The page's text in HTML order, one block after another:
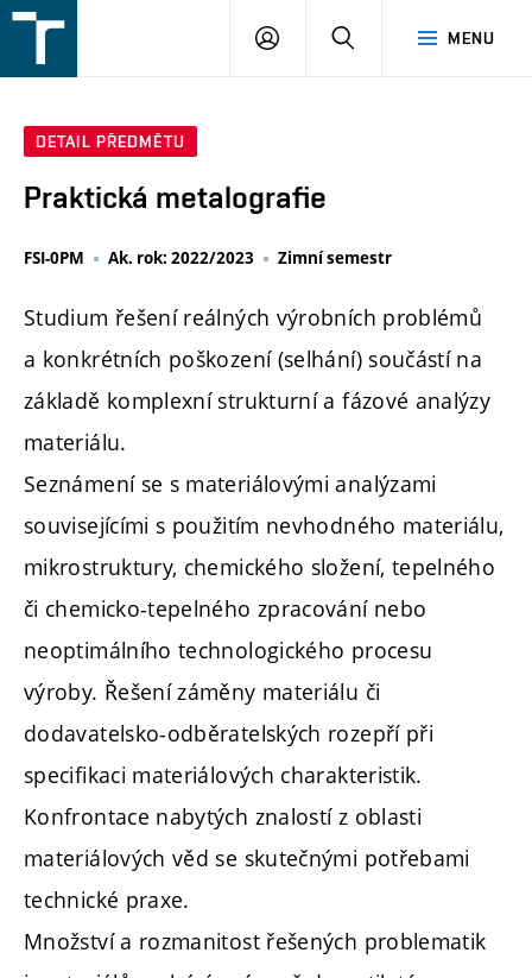
v
MENU
PŘIHLÁŠENÍ
DETAIL PŘEDMĚTU
Praktická metalografie
FSI-0PM Ak. rok: 2022/2023 Zimní semestr
Studium řešení reálných výrobních problémů
a konkrétních poškození (selhání) součástí na
základě komplexní strukturní a fázové analýzy
materiálu.
Seznámení se s materiálovými analýzami
souvisejícími s použitím nevhodného materiálu,
mikrostruktury, chemického složení, tepelného
či chemicko-tepelného zpracování nebo
neoptimálního technologického procesu
výroby. Řešení záměny materiálu či
dodavatelsko-odběratelských rozepří při
specifikaci materiálových charakteristik.
Konfrontace nabytých znalostí z oblasti
materiálových věd se skutečnými potřebami
technické praxe.
Množství a rozmanitost řešených problematik